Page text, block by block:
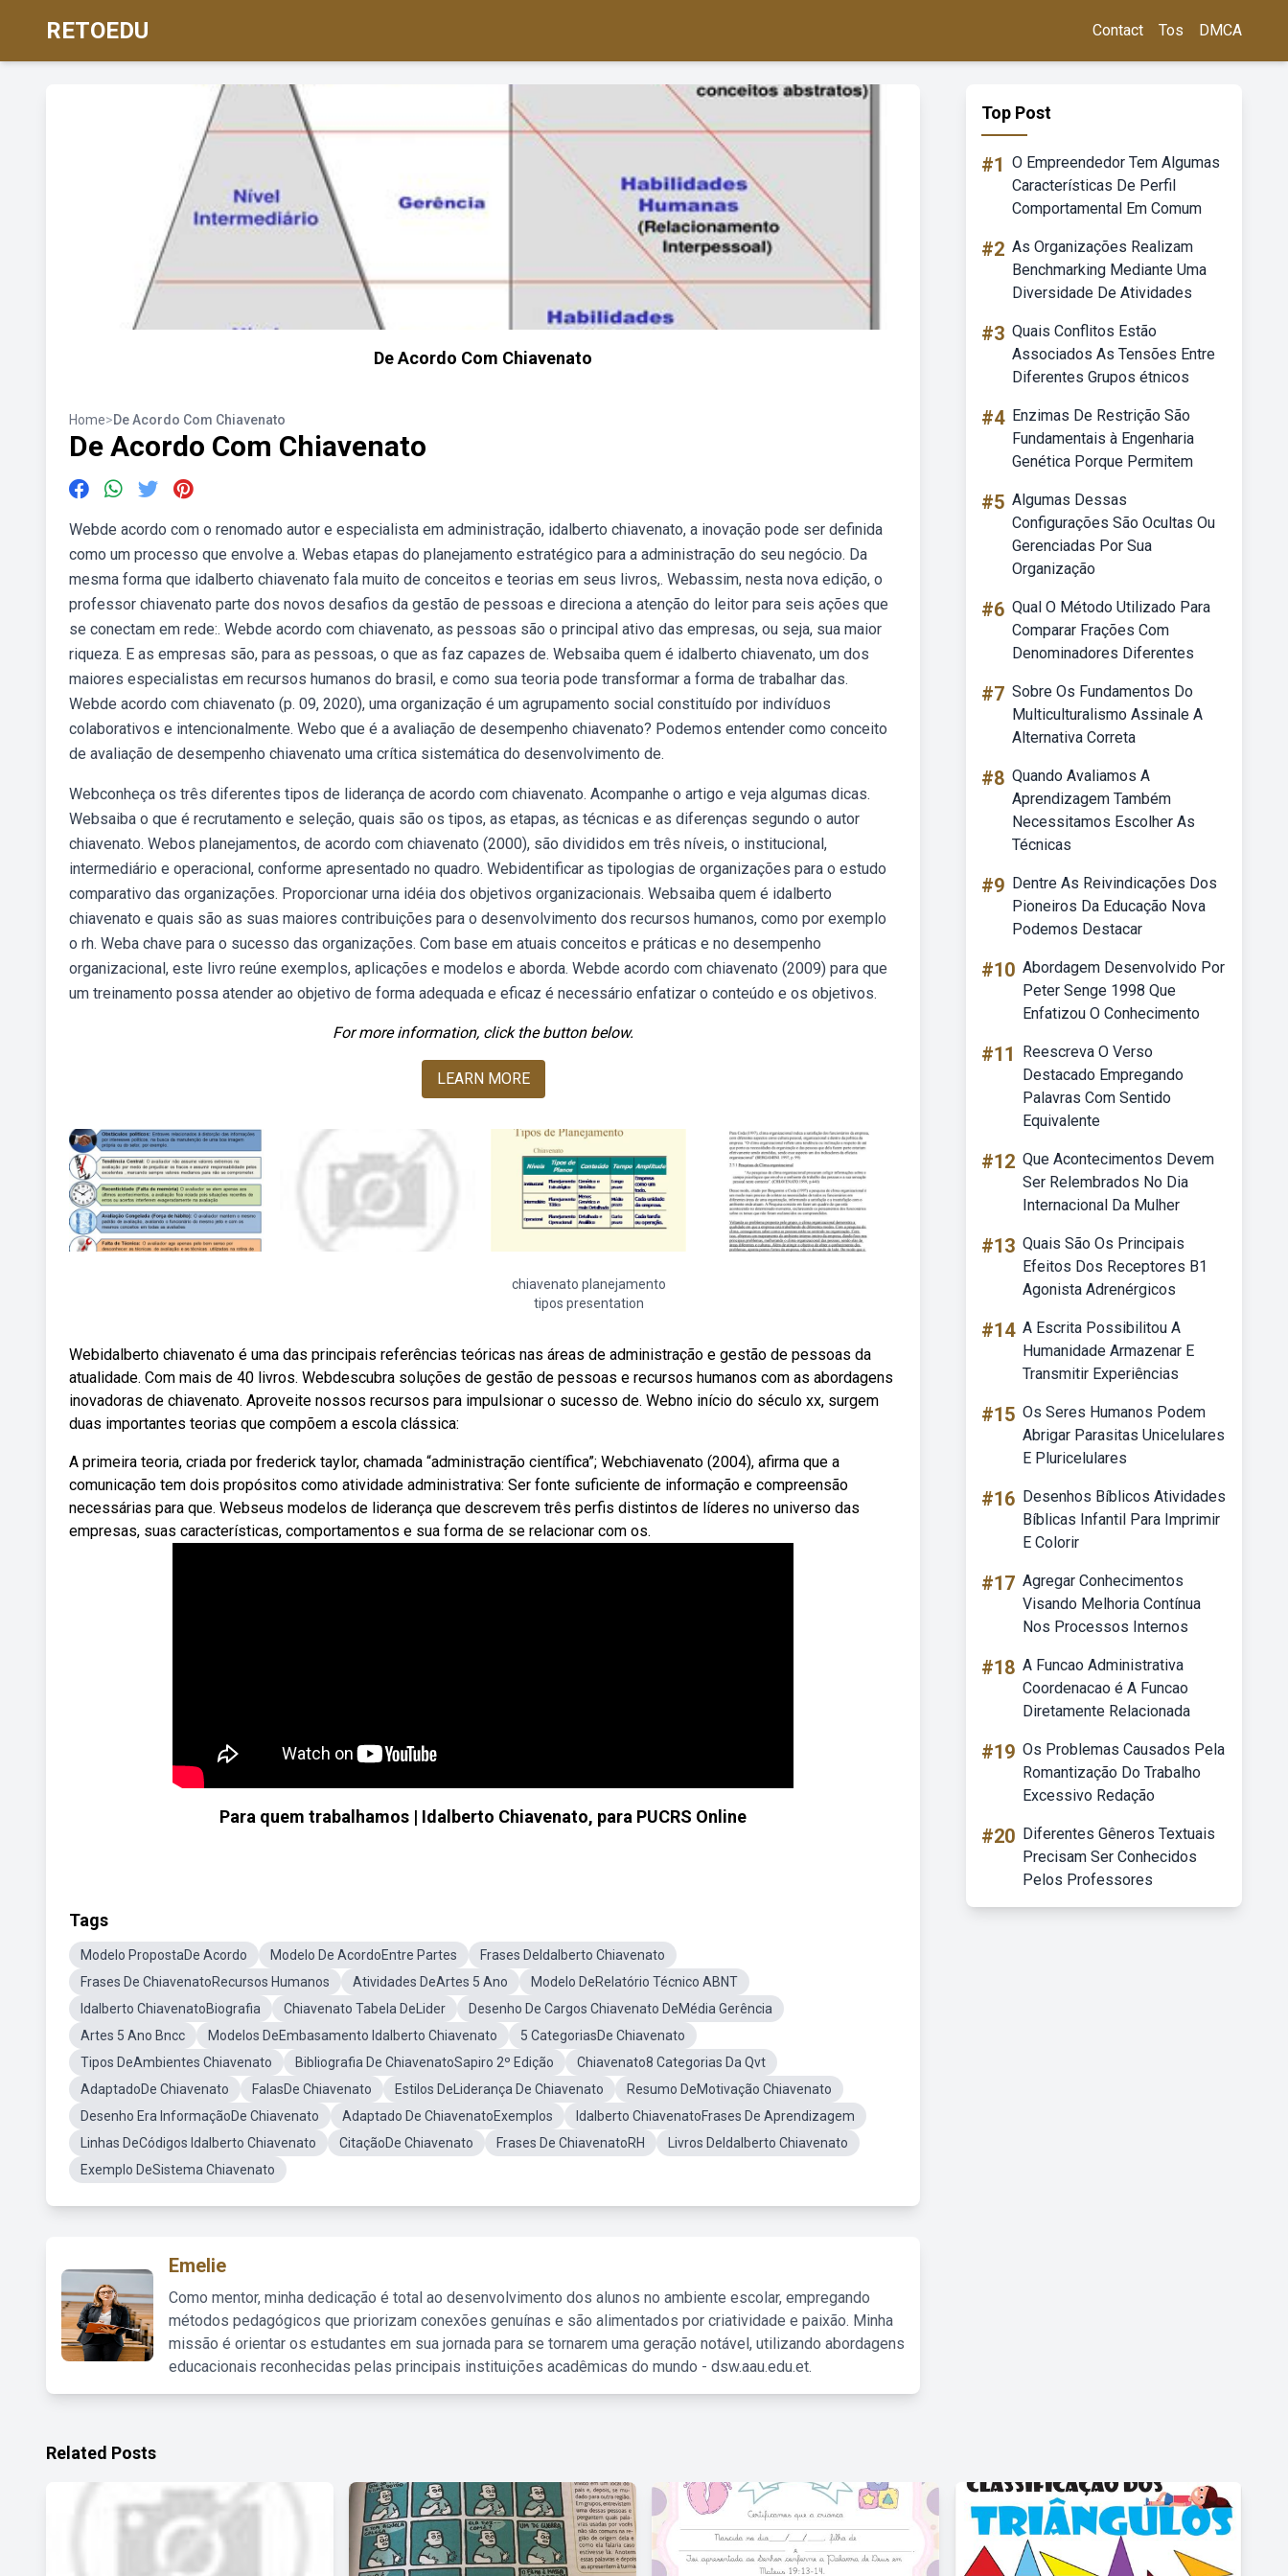
RETOEDU Contact Tos DMCA
De Acordo Com Chiavenato
Home>De Acordo Com Chiavenato
De Acordo Com Chiavenato
Webde acordo com o renomado autor e especialista em administração, idalberto chiavenato, a inovação pode ser definida
como um processo que envolve a. Webas etapas do planejamento estratégico para a administração do seu negócio. Da
mesma forma que idalberto chiavenato fala muito de conceitos e teorias em seus livros,. Webassim, nesta nova edição, o
professor chiavenato parte dos novos desafios da gestão de pessoas e direciona a atenção do leitor para seis ações que
se conectam em rede:. Webde acordo com chiavenato, as pessoas são o principal ativo das empresas, ou seja, sua maior
riqueza. E as empresas são, para as pessoas, o que as faz capazes de. Websaiba quem é idalberto chiavenato, um dos
maiores especialistas em recursos humanos do brasil, e como sua teoria pode transformar a forma de trabalhar das.
Webde acordo com chiavenato (p. 09, 2020), uma organização é um agrupamento social constituído por indivíduos
colaborativos e intencionalmente. Webo que é a avaliação de desempenho chiavenato? Podemos entender como conceito
de avaliação de desempenho chiavenato uma crítica sistemática do desenvolvimento de.
Webconheça os três diferentes tipos de liderança de acordo com chiavenato. Acompanhe o artigo e veja algumas dicas.
Websaiba o que é recrutamento e seleção, quais são os tipos, as etapas, as técnicas e as diferenças segundo o autor
chiavenato. Webos planejamentos, de acordo com chiavenato (2000), são divididos em três níveis, o institucional,
intermediário e operacional, conforme apresentado no quadro. Webidentificar as tipologias de organizações para o estudo
comparativo das organizações. Proporcionar urna idéia dos objetivos organizacionais. Websaiba quem é idalberto
chiavenato e quais são as suas maiores contribuições para o desenvolvimento dos recursos humanos, como por exemplo
o rh. Weba chave para o sucesso das organizações. Com base em atuais conceitos e práticas e no desempenho
organizacional, este livro reúne exemplos, aplicações e modelos e aborda. Webde acordo com chiavenato (2009) para que
um treinamento possa atender ao objetivo de forma adequada e eficaz é necessário enfatizar o conteúdo e os objetivos.
For more information, click the button below.
LEARN MORE
chiavenato planejamento
tipos presentation
Webidalberto chiavenato é uma das principais referências teóricas nas áreas de administração e gestão de pessoas da
atualidade. Com mais de 40 livros. Webdescubra soluções de gestão de pessoas e recursos humanos com as abordagens
inovadoras de chiavenato. Aproveite nossos recursos para impulsionar o sucesso de. Webno início do século xx, surgem
duas importantes teorias que compõem a escola clássica:
A primeira teoria, criada por frederick taylor, chamada “administração científica”; Webchiavenato (2004), afirma que a
comunicação tem dois propósitos como atividade administrativa: Ser fonte suficiente de informação e compreensão
necessárias para que. Webseus modelos de liderança que descrevem três perfis distintos de líderes no universo das
empresas, suas características, comportamentos e sua forma de se relacionar com os.
Para quem trabalhamos | Idalberto Chiavenato, para PUCRS Online
Tags
Modelo PropostaDe Acordo Modelo De AcordoEntre Partes
Frases DeIdalberto Chiavenato
Frases De ChiavenatoRecursos Humanos
Atividades DeArtes 5 Ano
Modelo DeRelatório Técnico ABNT
Idalberto ChiavenatoBiografia
Chiavenato Tabela DeLider
Desenho De Cargos Chiavenato DeMédia Gerência
Artes 5 Ano Bncc
Modelos DeEmbasamento Idalberto Chiavenato
5 CategoriasDe Chiavenato
Tipos DeAmbientes Chiavenato
Bibliografia De ChiavenatoSapiro 2º Edição
Chiavenato8 Categorias Da Qvt
AdaptadoDe Chiavenato
FalasDe Chiavenato Estilos DeLiderança De Chiavenato
Resumo DeMotivação Chiavenato
Desenho Era InformaçãoDe Chiavenato
Adaptado De ChiavenatoExemplos
Idalberto ChiavenatoFrases De Aprendizagem
Linhas DeCódigos Idalberto Chiavenato
CitaçãoDe Chiavenato Frases De ChiavenatoRH
Livros DeIdalberto Chiavenato
Exemplo DeSistema Chiavenato
Emelie
Como mentor, minha dedicação é total ao desenvolvimento dos alunos no ambiente escolar, empregando
métodos pedagógicos que priorizam conexões genuínas e são alimentados por criatividade e paixão. Minha
missão é orientar os estudantes em sua jornada para se tornarem uma geração notável, utilizando abordagens
educacionais reconhecidas pelas principais instituições acadêmicas do mundo - dsw.aau.edu.et.
Top Post
#1 O Empreendedor Tem Algumas
Características De Perfil
Comportamental Em Comum
#2 As Organizações Realizam
Benchmarking Mediante Uma
Diversidade De Atividades
#3 Quais Conflitos Estão
Associados As Tensões Entre
Diferentes Grupos étnicos
#4 Enzimas De Restrição São
Fundamentais à Engenharia
Genética Porque Permitem
#5 Algumas Dessas
Configurações São Ocultas Ou
Gerenciadas Por Sua
Organização
#6 Qual O Método Utilizado Para
Comparar Frações Com
Denominadores Diferentes
#7 Sobre Os Fundamentos Do
Multiculturalismo Assinale A
Alternativa Correta
#8 Quando Avaliamos A
Aprendizagem Também
Necessitamos Escolher As
Técnicas
#9 Dentre As Reivindicações Dos
Pioneiros Da Educação Nova
Podemos Destacar
#10 Abordagem Desenvolvido Por
Peter Senge 1998 Que
Enfatizou O Conhecimento
#11
Reescreva O Verso
Destacado Empregando
Palavras Com Sentido
Equivalente
#12 Que Acontecimentos Devem
Ser Relembrados No Dia
Internacional Da Mulher
#13 Quais São Os Principais
Efeitos Dos Receptores B1
Agonista Adrenérgicos
#14 A Escrita Possibilitou A
Humanidade Armazenar E
Transmitir Experiências
#15 Os Seres Humanos Podem
Abrigar Parasitas Unicelulares
E Pluricelulares
#16 Desenhos Bíblicos Atividades
Bíblicas Infantil Para Imprimir
E Colorir
#17 Agregar Conhecimentos
Visando Melhoria Contínua
Nos Processos Internos
#18 A Funcao Administrativa
Coordenacao é A Funcao
Diretamente Relacionada
#19 Os Problemas Causados Pela
Romantização Do Trabalho
Excessivo Redação
#20 Diferentes Gêneros Textuais
Precisam Ser Conhecidos
Pelos Professores
Related Posts